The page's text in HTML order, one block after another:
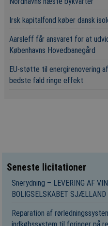
Irsk kapitalfond køber dansk
Aarsleff får ansvaret for at
Københavns Hovedbanegård
EU-støtte til energirenovering
bedste fald ringe effekt
Seneste licitationer
Snerydning – LEVERING AF
BOLIGSELSKABET SJÆLLAND
Reparation af